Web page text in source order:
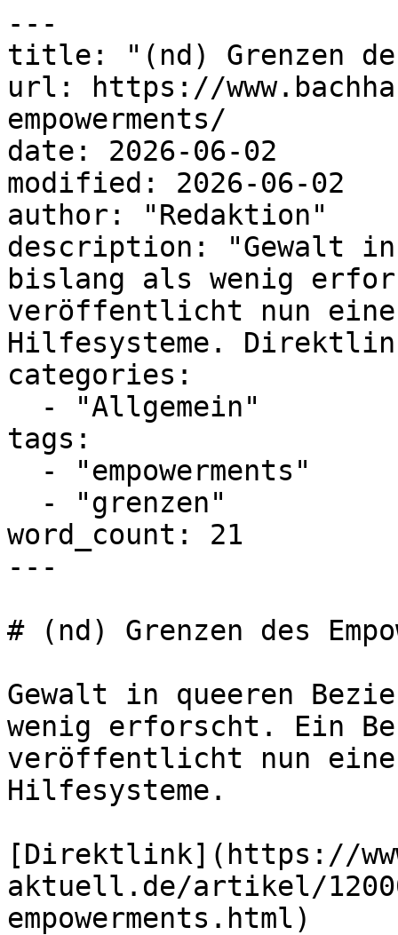
---
title: "(nd) Grenzen des
url: https://
empowerments/
date: 2026-06-02
modified: 2026-06-02
author: "Redaktion"
description: "Gewalt in
bislang als wenig
veröffentlicht nun eine
Hilfesysteme.
categories:
tags:
word_count: 21
---
# (nd) Grenzen des
Gewalt in queeren
wenig erforscht. Ein
veröffentlicht nun eine
Hilfesysteme.
[Direktlink](https://
aktuell.de/artikel/
empowerments.html)